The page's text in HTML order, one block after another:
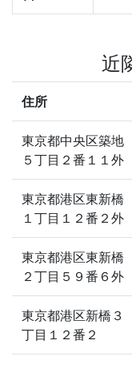
近
住所
東京都中央区築地
５丁目２番１１外
東京都港区東新橋
１丁目１２番２外
東京都港区東新橋
２丁目５９番６外
東京都港区新橋３
丁目１２番２